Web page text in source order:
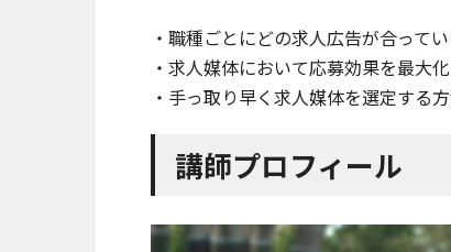
・職種ごとにどの求人広告が合って
・求人媒体において応募効果を最大
・手っ取り早く求人媒体を選定する
講師プロフィール